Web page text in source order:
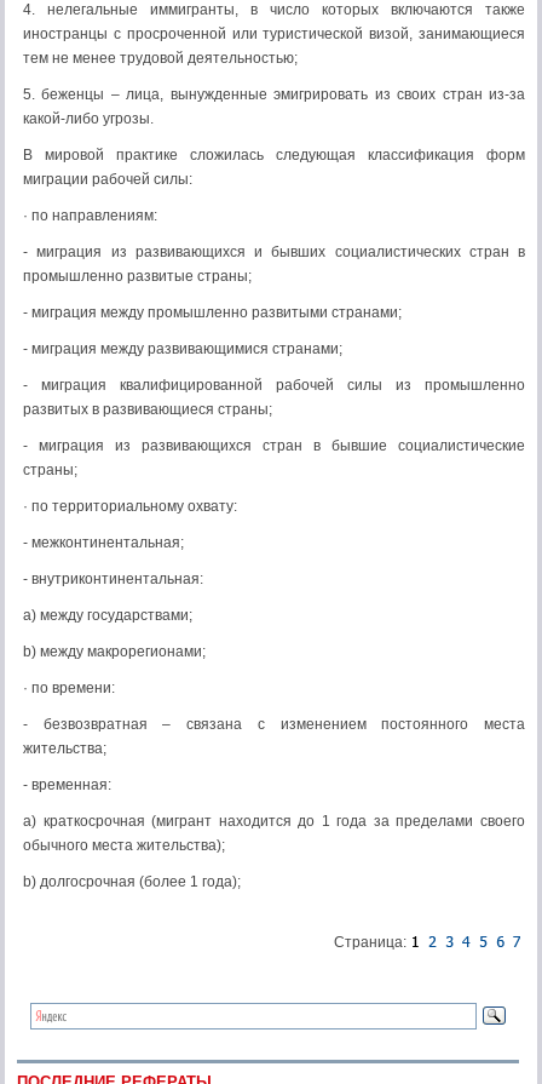
4. нелегальные иммигранты, в число которых включаются также
иностранцы с просроченной или туристической визой, занимающиеся
тем не менее трудовой деятельностью;
5. беженцы – лица, вынужденные эмигрировать из своих стран из-за
какой-либо угрозы.
В мировой практике сложилась следующая классификация форм
миграции рабочей силы:
· по направлениям:
- миграция из развивающихся и бывших социалистических стран в
промышленно развитые страны;
- миграция между промышленно развитыми странами;
- миграция между развивающимися странами;
- миграция квалифицированной рабочей силы из промышленно
развитых в развивающиеся страны;
- миграция из развивающихся стран в бывшие социалистические
страны;
· по территориальному охвату:
- межконтинентальная;
- внутриконтинентальная:
a) между государствами;
b) между макрорегионами;
· по времени:
- безвозвратная – связана с изменением постоянного места
жительства;
- временная:
a) краткосрочная (мигрант находится до 1 года за пределами своего
обычного места жительства);
b) долгосрочная (более 1 года);
Страница: